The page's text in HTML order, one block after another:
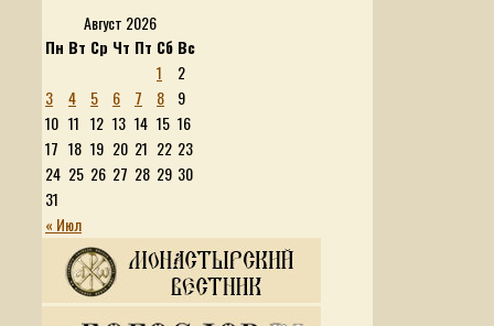
Август 2026
Пн Вт Ср Чт Пт Сб Вс
« Июл
1
2
3
4 5 6 7 8
9
10 11 12 13 14 15 16
17 18 19 20 21 22 23
24 25 26 27 28 29 30
31